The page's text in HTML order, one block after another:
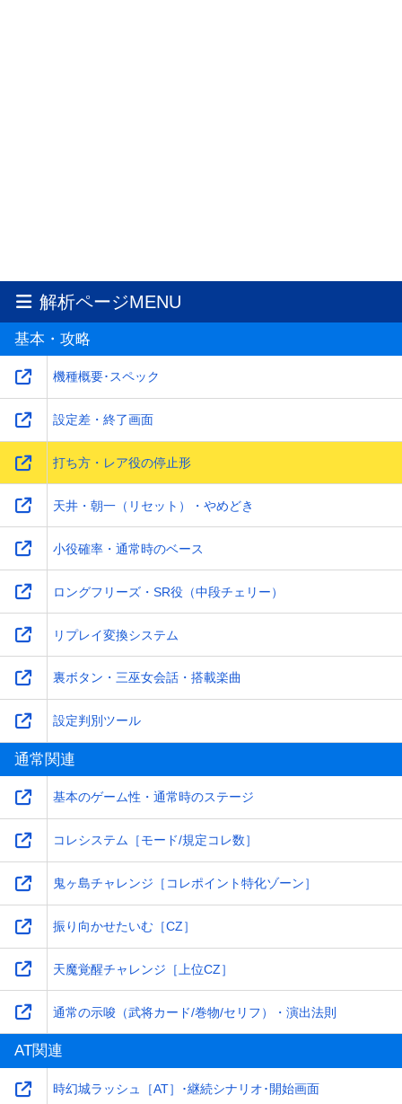
解析ページMENU
基本・攻略
機種概要･スペック
設定差・終了画面
打ち方・レア役の停止形
天井・朝一（リセット）・やめどき
小役確率・通常時のベース
ロングフリーズ・SR役（中段チェリー）
リプレイ変換システム
裏ボタン・三巫女会話・搭載楽曲
設定判別ツール
通常関連
基本のゲーム性・通常時のステージ
コレシステム［モード/規定コレ数］
鬼ヶ島チャレンジ［コレポイント特化ゾーン］
振り向かせたいむ［CZ］
天魔覚醒チャレンジ［上位CZ］
通常の示唆（武将カード/巻物/セリフ）・演出法則
AT関連
時幻城ラッシュ［AT］･継続シナリオ･開始画面